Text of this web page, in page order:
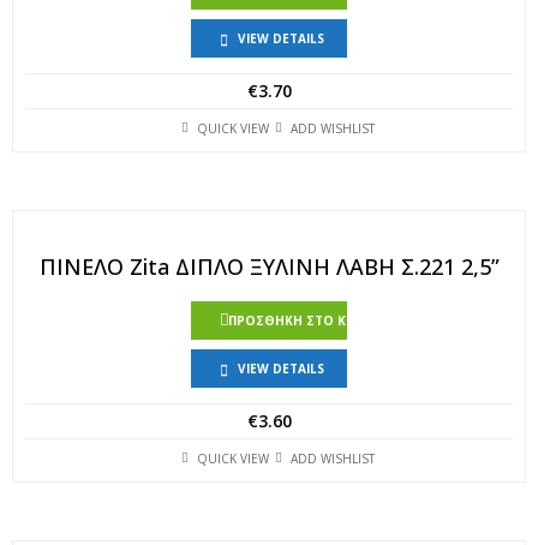
VIEW DETAILS
€3.70
QUICK VIEW ADD WISHLIST
ΠΙΝΕΛΟ Zita ΔΙΠΛΟ ΞΥΛΙΝΗ ΛΑΒΗ Σ.221 2,5”
ΠΡΟΣΘΉΚΗ ΣΤΟ ΚΑΛΆΘΙ
VIEW DETAILS
€3.60
QUICK VIEW ADD WISHLIST